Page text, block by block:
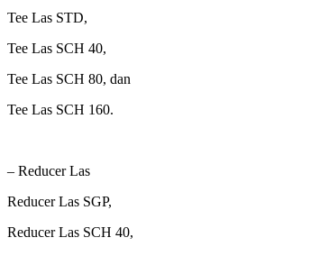
Tee Las STD,
Tee Las SCH 40,
Tee Las SCH 80, dan
Tee Las SCH 160.
– Reducer Las
Reducer Las SGP,
Reducer Las SCH 40,